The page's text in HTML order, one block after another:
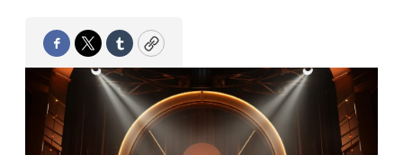
Facebook
TwitterTumblrCopy